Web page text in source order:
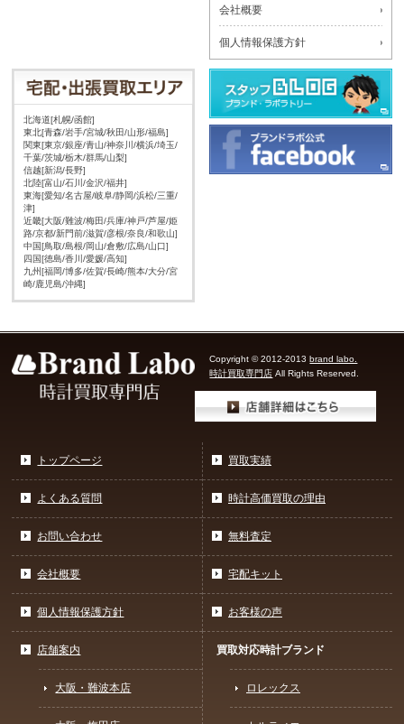
会社概要
個人情報保護方針
北海道[札幌/函館]
東北[青森/岩手/宮城/秋田/山形/福島]
関東[東京/銀座/青山/神奈川/横浜/埼玉/
千葉/茨城/栃木/群馬/山梨]
信越[新潟/長野]
北陸[富山/石川/金沢/福井]
東海[愛知/名古屋/岐阜/静岡/浜松/三重/
津]
近畿[大阪/難波/梅田/兵庫/神戸/芦屋/姫
路/京都/新門前/滋賀/彦根/奈良/和歌山]
中国[鳥取/島根/岡山/倉敷/広島/山口]
四国[徳島/香川/愛媛/高知]
九州[福岡/博多/佐賀/長崎/熊本/大分/宮
崎/鹿児島/沖縄]
Copyright © 2012-2013 brand labo.
時計買取専門店 All Rights Reserved.
トップページ
よくある質問
お問い合わせ
会社概要
個人情報保護方針
買取実績
時計高価買取の理由
無料査定
宅配キット
お客様の声
店舗案内
大阪・難波本店
買取対応時計ブランド
ロレックス